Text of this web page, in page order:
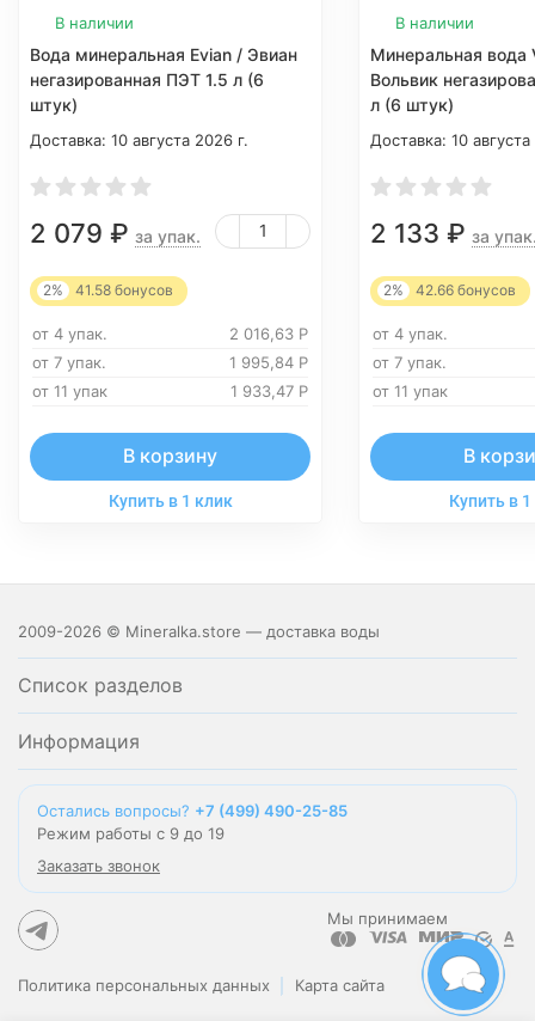
В наличии
Вода минеральная Evian / Эвиан
негазированная ПЭТ 1.5 л (6
штук)
Доставка: 10 августа 2026 г.
2 079 ₽ за упак.
2% 41.58 бонусов
от 4 упак. 2 016,63 Р
от 7 упак.
1 995,84 Р
от 11 упак
1 933,47 Р
В корзину
Купить в 1 клик
В наличии
Минеральная вода
Вольвик
л (6 штук)
Доставка: 10
2 133 ₽ за
2% 42.66 бонусов
от 4 упак.
от 7 упак.
от 11 упак
В
Купить в
2009-2026 © Mineralka.store — доставка воды
Список разделов
Информация
Остались вопросы? +7 (499) 490-25-85
Режим работы с 9 до 19
Заказать звонок
Мы принимаем
Политика персональных данных Карта сайта